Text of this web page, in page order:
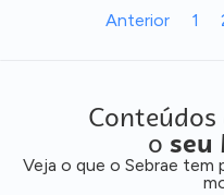
Anterior 1
o seu
Veja o que o Sebrae tem